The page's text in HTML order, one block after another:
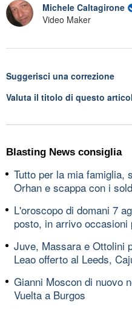
Michele Caltagirone
Video Maker
Suggerisci una correzione
Valuta il titolo di questo
Blasting News consiglia
Tutto per la mia famiglia,
Orhan e scappa con i
L'oroscopo di domani 7
posto, in arrivo occasioni
Juve, Massara e Ottolini
Leao offerto al Leeds,
Gianni Moscon di nuovo
Vuelta a Burgos